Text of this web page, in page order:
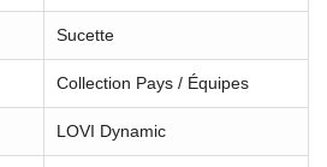
Sucette
Collection Pays / Équipes
LOVI Dynamic